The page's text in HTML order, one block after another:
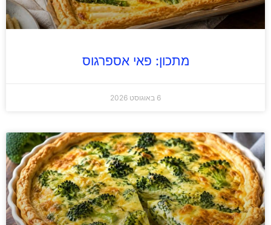
מתכון: פאי אספרגוס
6 באוגוסט 2026